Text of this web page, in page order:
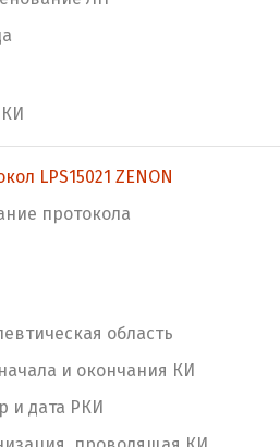
LPS15021 ZENON
протокола
область
и окончания КИ
и дата РКИ